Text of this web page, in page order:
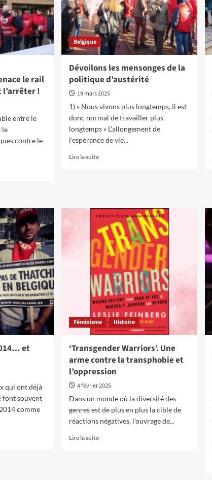
le rail
!
entre le
le
contre le
Belgique
Dévoilons les mensonges de la
politique d’austérité
19 mars 2025
1) « Nous vivons plus longtemps, il est
donc normal de travailler plus
longtemps » L’allongement de
l’espérance de vie...
Lire la suiteEn
mensonges
la
politique
d’austérité
et
qui ont déjà
font souvent
comme
Féminisme Histoire
‘Transgender Warriors’. Une
arme contre la transphobie et
l’oppression
4 février 2025
Dans un monde où la diversité des
genres est de plus en plus la cible de
réactions négatives, l’ouvrage de...
Lire la suiteEn